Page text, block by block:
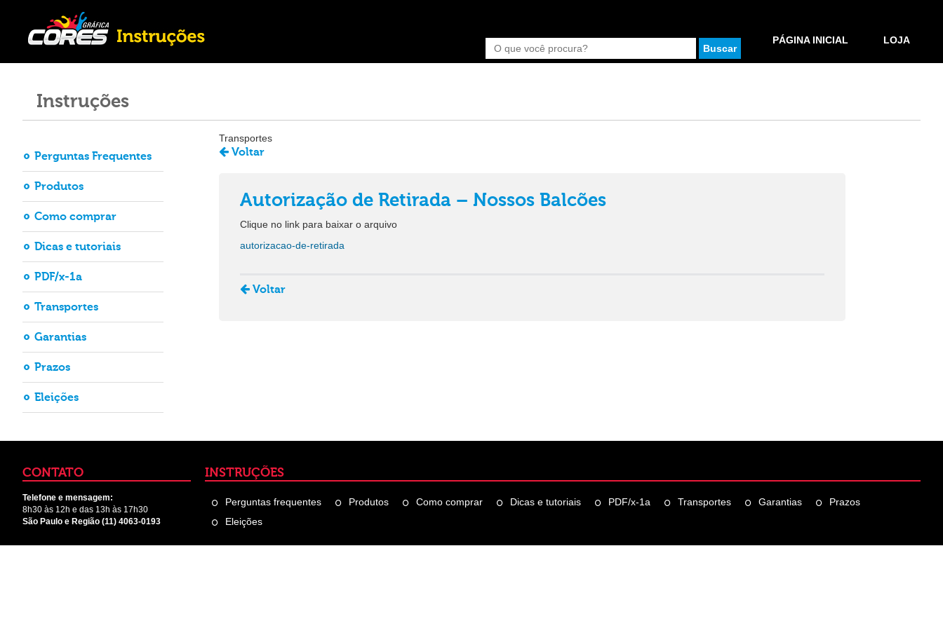
Buscar
PÁGINA INICIAL LOJA
Instruções
Perguntas Frequentes
Produtos
Como comprar
Dicas e tutoriais
PDF/x-1a
Transportes
Garantias
Prazos
Eleições
Transportes
Voltar
Autorização de Retirada – Nossos Balcões
Clique no link para baixar o arquivo
autorizacao-de-retirada
Voltar
CONTATO
Telefone e mensagem:
8h30 às 12h e das 13h às 17h30
São Paulo e Região (11) 4063-0193
INSTRUÇÕES
Perguntas frequentes Produtos Como comprar Dicas e tutoriais PDF/x-1a Transportes Garantias
Prazos
Eleições